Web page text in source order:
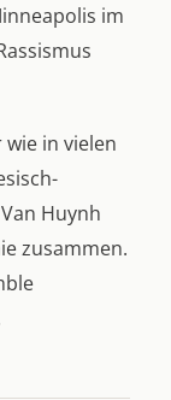
im
in vielen
Huynh
zusammen.